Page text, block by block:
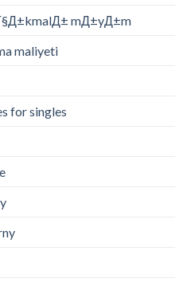
mД±yД±m
maliyeti
for singles